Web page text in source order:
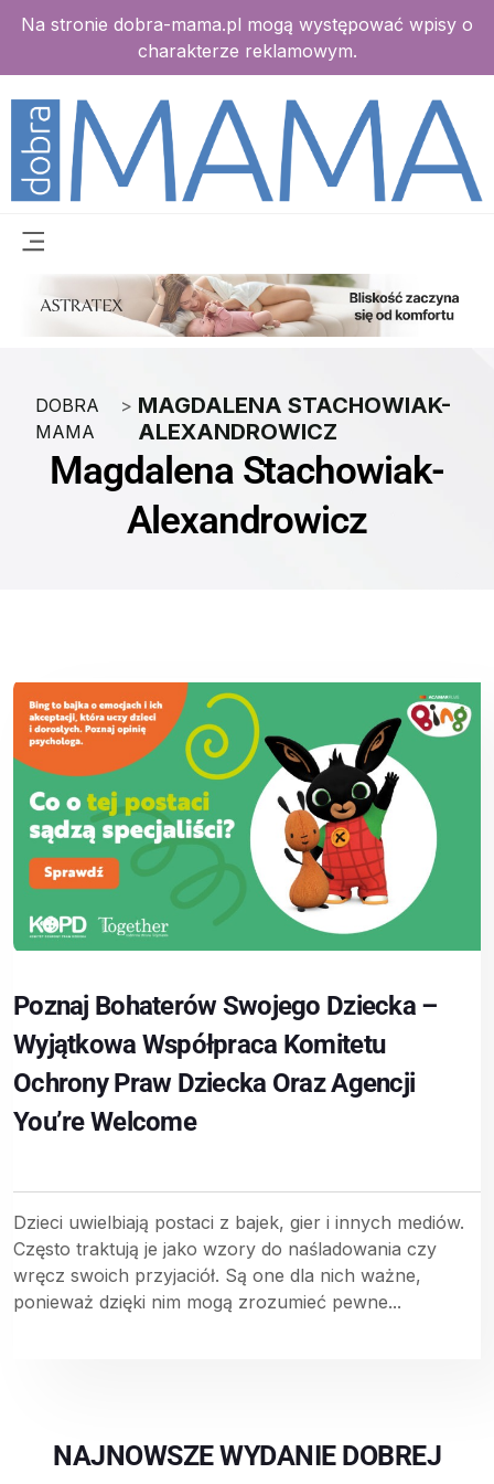
Na stronie dobra-mama.pl mogą występować wpisy o
charakterze reklamowym.
DOBRA
MAMA
> MAGDALENA STACHOWIAK-
ALEXANDROWICZ
Magdalena Stachowiak-
Alexandrowicz
Poznaj Bohaterów Swojego Dziecka –
Wyjątkowa Współpraca Komitetu
Ochrony Praw Dziecka Oraz Agencji
You’re Welcome
Dzieci uwielbiają postaci z bajek, gier i innych mediów.
Często traktują je jako wzory do naśladowania czy
wręcz swoich przyjaciół. Są one dla nich ważne,
ponieważ dzięki nim mogą zrozumieć pewne...
NAJNOWSZE WYDANIE DOBREJ